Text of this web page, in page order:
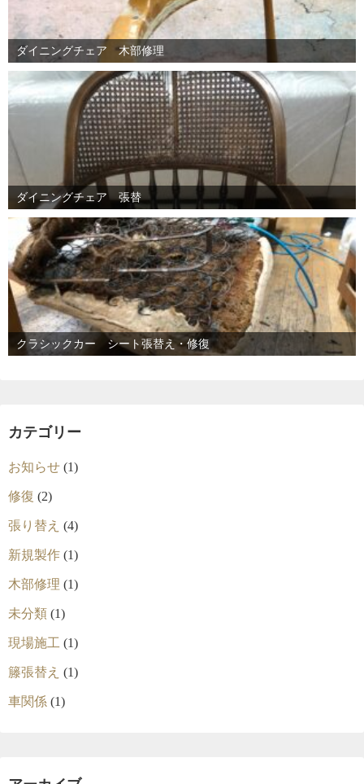
ダイニングチェア 木部修理
ダイニングチェア 張替
クラシックカー シート張替え・修復
カテゴリー
お知らせ (1)
修復 (2)
張り替え (4)
新規製作 (1)
木部修理 (1)
未分類 (1)
現場施工 (1)
籐張替え (1)
車関係 (1)